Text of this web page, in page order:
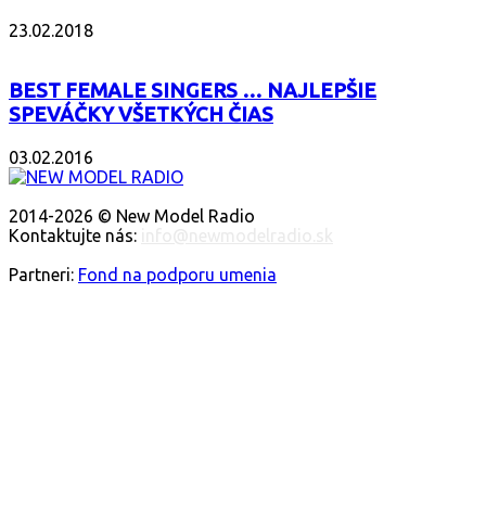
23.02.2018
BEST FEMALE SINGERS … NAJLEPŠIE
SPEVÁČKY VŠETKÝCH ČIAS
03.02.2016
2014-2026 © New Model Radio
Kontaktujte nás:
Partneri: Fond na podporu umenia